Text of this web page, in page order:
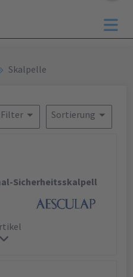
Skalpelle
Sortierung
Filter
Sicherheitsskalpell